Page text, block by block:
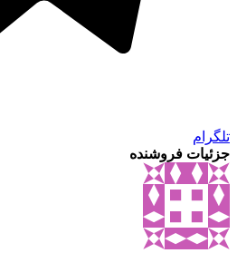
تلگرام
جزئیات فروشنده